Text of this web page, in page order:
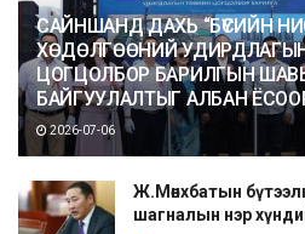
САЙНШАНД ДАХЬ “БҮСИЙН
ХӨДӨЛГӨӨНИЙ
ЦОГЦОЛБОР БАРИЛГЫН
БАЙГУУЛАЛТЫГ АЛБАН ЁСООР
2026-07-06
Ж.Мөнхбатын
шагналын нэр